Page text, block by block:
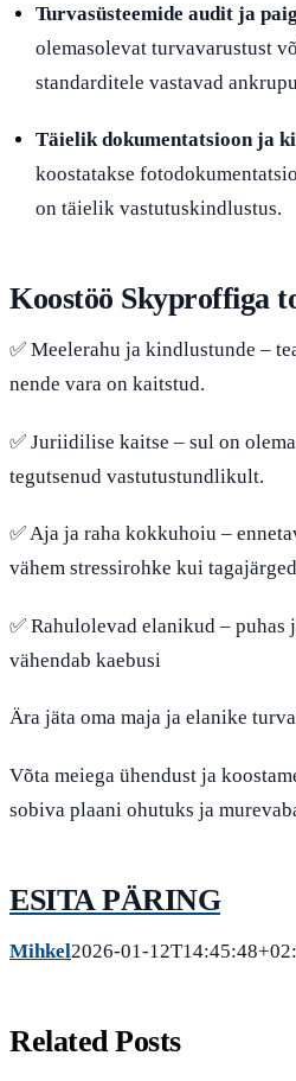
Turvasüsteemide audit ja
olemasolevat turvavarustust
standarditele vastavad
Täielik dokumentatsioon ja
koostatakse
on täielik vastutuskindlustus.
Koostöö Skyproffiga
✅ Meelerahu ja kindlustunde –
nende vara on kaitstud.
✅ Juriidilise kaitse – sul on
tegutsenud vastutustundlikult.
✅ Aja ja raha kokkuhoiu –
vähem stressirohke kui
✅ Rahulolevad elanikud – puhas
vähendab kaebusi
Ära jäta oma maja ja elanike
Võta meiega ühendust ja
sobiva plaani ohutuks ja
ESITA PÄRING
Mihkel2026-01-
Related Posts